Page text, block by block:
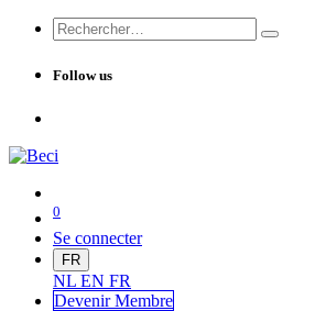
Follow us
0
Se connecter
FR
NL EN FR
Devenir Membre